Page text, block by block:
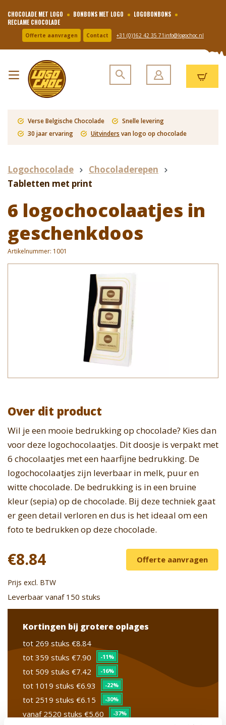
CHOCOLADE MET LOGO BONBONS MET LOGO
LOGOBONBONS
RECLAME CHOCOLADE
Offerte aanvragen Contact +31 (0)162 42 35 71 info@logochoc.nl
Verse Belgische Chocolade
Snelle levering
30 jaar ervaring
Uitvinders van logo op chocolade
Logochocolade
Chocoladerepen
Tabletten met print
6 logochocolaatjes in
geschenkdoos
Artikelnummer: 1001
Over dit product
Wil je een mooie bedrukking op chocolade? Kies dan
voor deze logochocolaatjes. Dit doosje is verpakt met
6 chocolaatjes met een haarfijne bedrukking. De
logochocolaatjes zijn leverbaar in melk, puur en
witte chocolade. De bedrukking is in een bruine
kleur (sepia) op de chocolade. Bij deze techniek gaat
er geen detail verloren en dus is het ideaal om een
foto te bedrukken op deze chocolade.
€8.84 Offerte aanvragen
Prijs excl. BTW
Leverbaar vanaf 150 stuks
Kortingen bij grotere oplages
tot 269 stuks €8.84
tot 359 stuks €7.90 -11%
tot 509 stuks €7.42 -16%
tot 1019 stuks €6.93 -22%
tot 2519 stuks €6.15 -30%
vanaf 2520 stuks €5.60 -37%